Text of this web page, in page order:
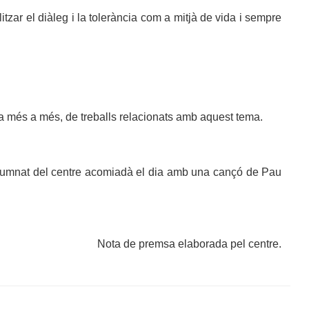
el diàleg i la tolerància com a mitjà de vida i sempre
a més, de treballs relacionats amb aquest tema.
del centre acomiadà el dia amb una cançó de Pau
Nota de premsa elaborada pel centre.